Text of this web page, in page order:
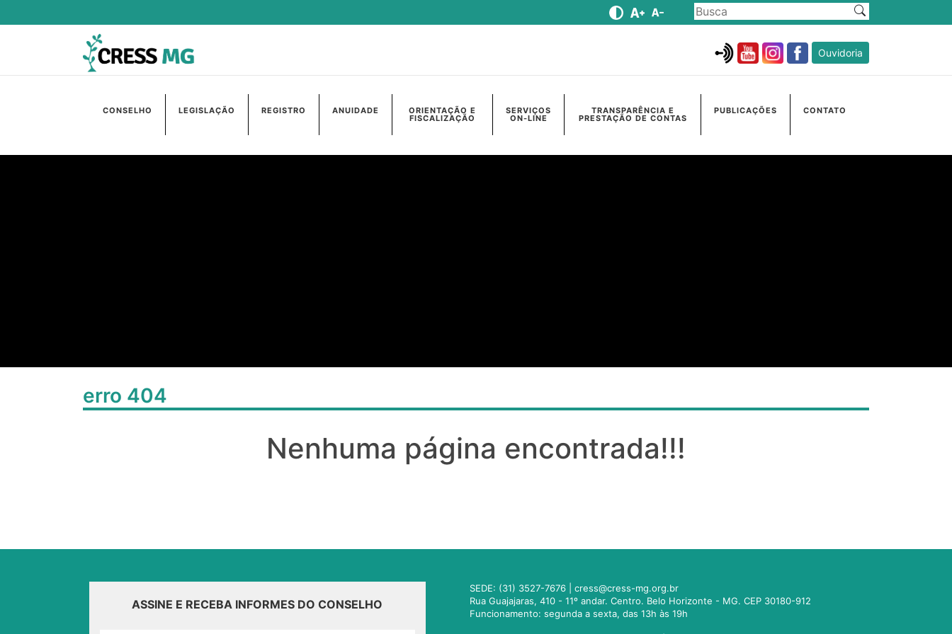
Ouvidoria
CONSELHO LEGISLAÇÃO REGISTRO ANUIDADE ORIENTAÇÃO E
FISCALIZAÇÃO
SERVIÇOS
ON-LINE
TRANSPARÊNCIA E
PRESTAÇÃO DE CONTAS
PUBLICAÇÕES CONTATO
erro 404
Nenhuma página encontrada!!!
ASSINE E RECEBA INFORMES DO CONSELHO
SEDE: (31) 3527-7676 |cress@cress-mg.org.br
Rua Guajajaras, 410 - 11º andar. Centro. Belo Horizonte - MG. CEP 30180-912
Funcionamento: segunda a sexta, das 13h às 19h